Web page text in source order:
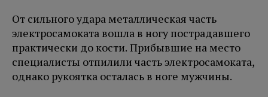
От сильного удара металлическая часть
электросамоката вошла в ногу пострадавшего
практически до кости. Прибывшие на место
специалисты отпилили часть электросамоката,
однако рукоятка осталась в ноге мужчины.